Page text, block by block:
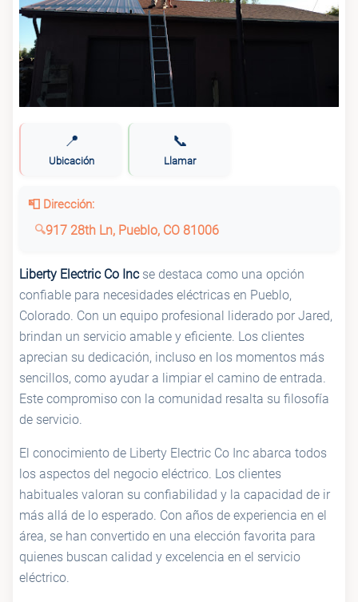
📍
Ubicación
📞
Llamar
📮 Dirección:
917 28th Ln, Pueblo, CO 81006
Liberty Electric Co Incse destaca como una opción
confiable para necesidades eléctricas en Pueblo,
Colorado. Con un equipo profesional liderado por Jared,
brindan un servicio amable y eficiente. Los clientes
aprecian su dedicación, incluso en los momentos más
sencillos, como ayudar a limpiar el camino de entrada.
Este compromiso con la comunidad resalta su filosofía
de servicio.
El conocimiento de Liberty Electric Co Inc abarca todos
los aspectos del negocio eléctrico. Los clientes
habituales valoran su confiabilidad y la capacidad de ir
más allá de lo esperado. Con años de experiencia en el
área, se han convertido en una elección favorita para
quienes buscan calidad y excelencia en el servicio
eléctrico.